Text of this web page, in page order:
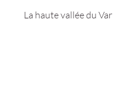
La haute vallée du Var